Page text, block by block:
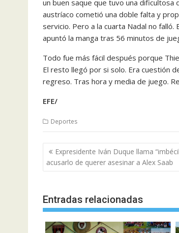
un buen saque que tuvo una
austríaco cometió una doble falta y
servicio. Pero a la cuarta Nadal no falló.
apuntó la manga tras 56 minutos de
Todo fue más fácil después porque
El resto llegó por si solo. Era cuestión
regreso. Tras hora y media de juego.
EFE/
Deportes
Navegación
de
entradas
Expresidente Iván Duque llama
acusarlo de querer asesinar a Alex Saab
Entradas relacionadas